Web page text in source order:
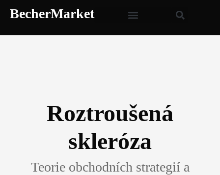
BecherMarket
Roztroušená
skleróza
Teorie obchodních strategií a